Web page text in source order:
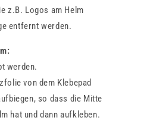
z.B. Logos am Helm
entfernt werden.
werden.
von dem Klebepad
so dass die Mitte
hat und dann aufkleben.